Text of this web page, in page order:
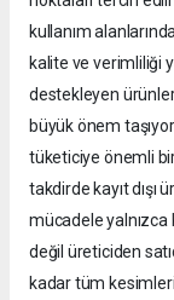
kullanım
kalite ve verimliliği
destekleyen
büyük önem
tüketiciye önemli
takdirde kayıt dışı
mücadele yalnızca
değil üreticiden
kadar tüm